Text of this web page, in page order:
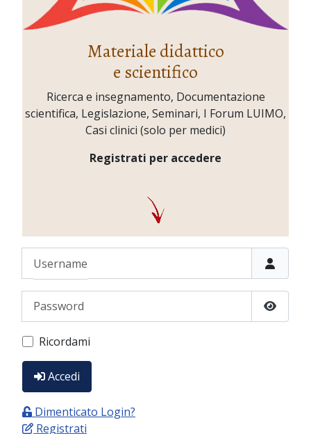
Materiale didattico
e scientifico
Ricerca e insegnamento, Documentazione
scientifica, Legislazione, Seminari, I Forum LUIMO,
Casi clinici (solo per medici)
Registrati per accedere
Password
Show
Ricordami
Accedi
Dimenticato Login?
Registrati